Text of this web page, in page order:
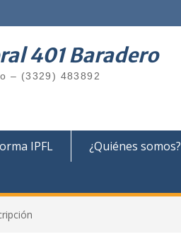
401 Baradero
– (3329) 483892
IPFL ¿Quiénes somos?